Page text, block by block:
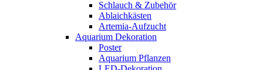
Schlauch & Zubehör
Ablaichkästen
Artemia-Aufzucht
Aquarium Dekoration
Poster
Aquarium Pflanzen